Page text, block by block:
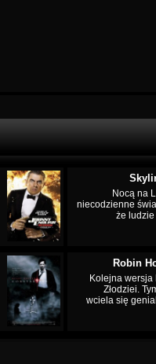
Nocą na
niecodzienne
że
Robin
Kolejna wersja
Złodziei.
wciela się